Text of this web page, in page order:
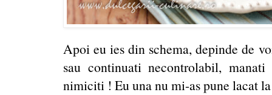
Apoi eu ies din schema, depinde de
sau continuati necontrolabil,
nimiciti ! Eu una nu mi-as pune lacat